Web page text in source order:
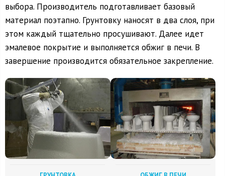
выбора. Производитель подготавливает базовый
материал поэтапно. Грунтовку наносят в два слоя, при
этом каждый тщательно просушивают. Далее идет
эмалевое покрытие и выполняется обжиг в печи. В
завершение производится обязательное закрепление.